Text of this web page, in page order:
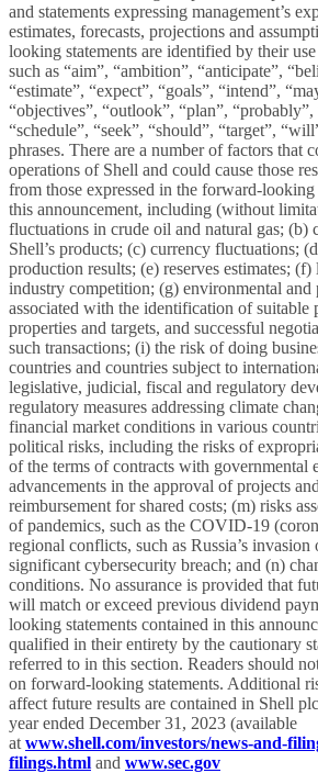
and statements expressing management’s
estimates, forecasts, projections and
looking statements are identified by their
such as “aim”, “ambition”, “anticipate”,
“estimate”, “expect”, “goals”, “intend”,
“objectives”, “outlook”, “plan”, “probably”,
“schedule”, “seek”, “should”, “target”,
phrases. There are a number of factors that
operations of Shell and could cause those
from those expressed in the forward-looking
this announcement, including (without
fluctuations in crude oil and natural gas; (b)
Shell’s products; (c) currency fluctuations;
production results; (e) reserves estimates; (f)
industry competition; (g) environmental and
associated with the identification of suitable
properties and targets, and successful
such transactions; (i) the risk of doing
countries and countries subject to
legislative, judicial, fiscal and regulatory
regulatory measures addressing climate
financial market conditions in various
political risks, including the risks of
of the terms of contracts with governmental
advancements in the approval of projects
reimbursement for shared costs; (m) risks
of pandemics, such as the COVID-19
regional conflicts, such as Russia’s
significant cybersecurity breach; and (n)
conditions. No assurance is provided that
will match or exceed previous dividend
looking statements contained in this
qualified in their entirety by the cautionary
referred to in this section. Readers should
on forward-looking statements. Additional
affect future results are contained in Shell
year ended December 31, 2023 (available
at www.shell.com/investors/news-and-
filings.html and www.sec.gov